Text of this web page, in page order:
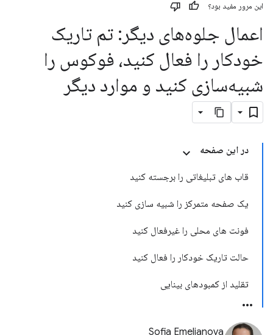
این مرور مفید بود؟
اعمال جلوه‌های دیگر: تم تاریک
خودکار را فعال کنید، فوکوس را
شبیه‌سازی کنید و موارد دیگر
در این صفحه
قاب های تبلیغاتی را برجسته کنید
یک صفحه متمرکز را شبیه سازی کنید
فونت های محلی را غیرفعال کنید
حالت تاریک خودکار را فعال کنید
تقلید از کمبودهای بینایی
Sofia Emelianova